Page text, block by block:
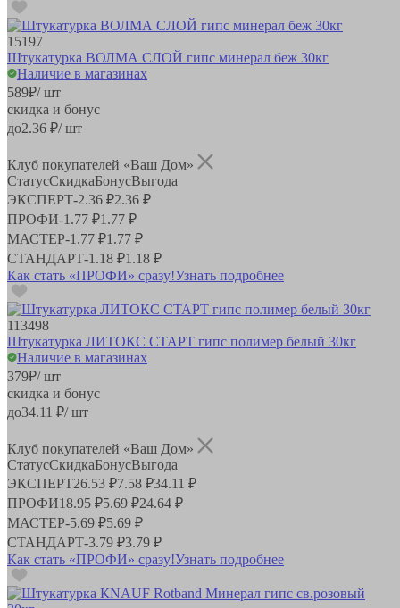
15197
Штукатурка ВОЛМА СЛОЙ гипс минерал беж 30кг
Наличие в магазинах
589₽/ шт
скидка и бонус
до2.36 ₽/ шт
Клуб покупателей «Ваш Дом»
СтатусСкидкаБонусВыгода
ЭКСПЕРТ-2.36 ₽2.36 ₽
ПРОФИ-1.77 ₽1.77 ₽
МАСТЕР-1.77 ₽1.77 ₽
СТАНДАРТ-1.18 ₽1.18 ₽
Как стать «ПРОФИ» сразу!Узнать подробнее
113498
Штукатурка ЛИТОКС СТАРТ гипс полимер белый 30кг
Наличие в магазинах
379₽/ шт
скидка и бонус
до34.11 ₽/ шт
Клуб покупателей «Ваш Дом»
СтатусСкидкаБонусВыгода
ЭКСПЕРТ26.53 ₽7.58 ₽34.11 ₽
ПРОФИ18.95 ₽5.69 ₽24.64 ₽
МАСТЕР-5.69 ₽5.69 ₽
СТАНДАРТ-3.79 ₽3.79 ₽
Как стать «ПРОФИ» сразу!Узнать подробнее